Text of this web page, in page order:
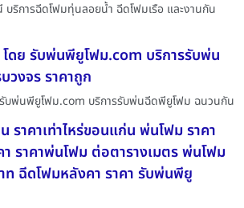
ริการฉีดโฟมทุ่นลอยน้ำ ฉีดโฟมเรือ และงานกัน
ดย รับพ่นพียูโฟม.com บริการรับพ่น
งจร ราคาถูก
พ่นพียูโฟม.com บริการรับพ่นฉีดพียูโฟม ฉนวนกัน
ราคาเท่าไหร่ขอนแก่น พ่นโฟม ราคา
ราคาพ่นโฟม ต่อตารางเมตร พ่นโฟม
ฉีดโฟมหลังคา ราคา รับพ่นพียู